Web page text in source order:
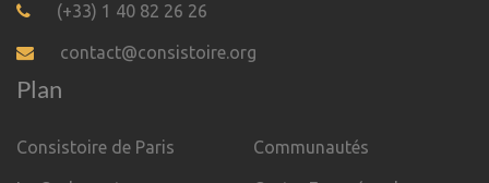
(+33) 1 40 82 26 26
contact@consistoire.org
Plan
Consistoire de Paris Communautés